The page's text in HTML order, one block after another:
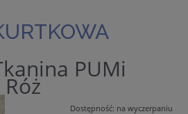
PUMi
Dostępność: na wyczerpaniu